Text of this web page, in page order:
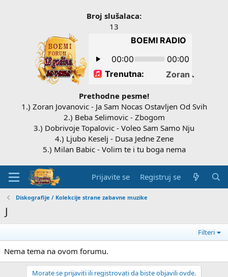
Broj slušalaca:
13
Prethodne pesme!
1.) Zoran Jovanovic - Ja Sam Nocas Ostavljen Od Svih
2.) Beba Selimovic - Zbogom
3.) Dobrivoje Topalovic - Voleo Sam Samo Nju
4.) Ljubo Keselj - Dusa Jedne Zene
5.) Milan Babic - Volim te i tu boga nema
Prijavite se Registruj se
Diskografije / Kolekcije strane zabavne muzike
J
Filteri
Nema tema na ovom forumu.
Morate se prijaviti ili registrovati da biste objavili ovde.